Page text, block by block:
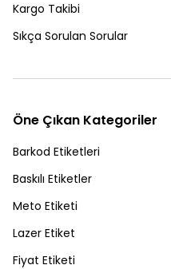
Kargo Takibi
Sıkça Sorulan Sorular
Öne Çıkan Kategoriler
Barkod Etiketleri
Baskılı Etiketler
Meto Etiketi
Lazer Etiket
Fiyat Etiketi